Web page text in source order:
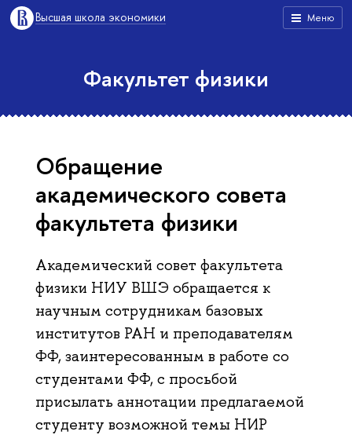
Меню
Высшая школа экономики
Факультет физики
Обращение
академического совета
факультета физики
Академический совет факультета
физики НИУ ВШЭ обращается к
научным сотрудникам базовых
институтов РАН и преподавателям
ФФ, заинтересованным в работе со
студентами ФФ, с просьбой
присылать аннотации предлагаемой
студенту возможной темы НИР